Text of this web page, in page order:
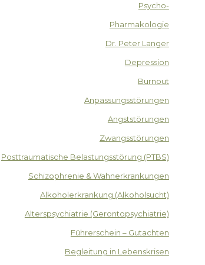
Psycho-
Pharmakologie
Dr. Peter Langer
Depression
Burnout
Anpassungsstörungen
Angststörungen
Zwangsstörungen
Posttraumatische Belastungsstörung (PTBS)
Schizophrenie & Wahnerkrankungen
Alkoholerkrankung (Alkoholsucht)
Alterspsychiatrie (Gerontopsychiatrie)
Führerschein – Gutachten
Begleitung in Lebenskrisen